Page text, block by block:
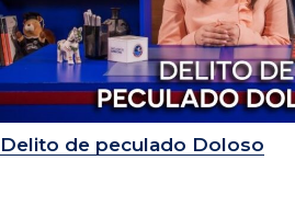
Delito de peculado Doloso